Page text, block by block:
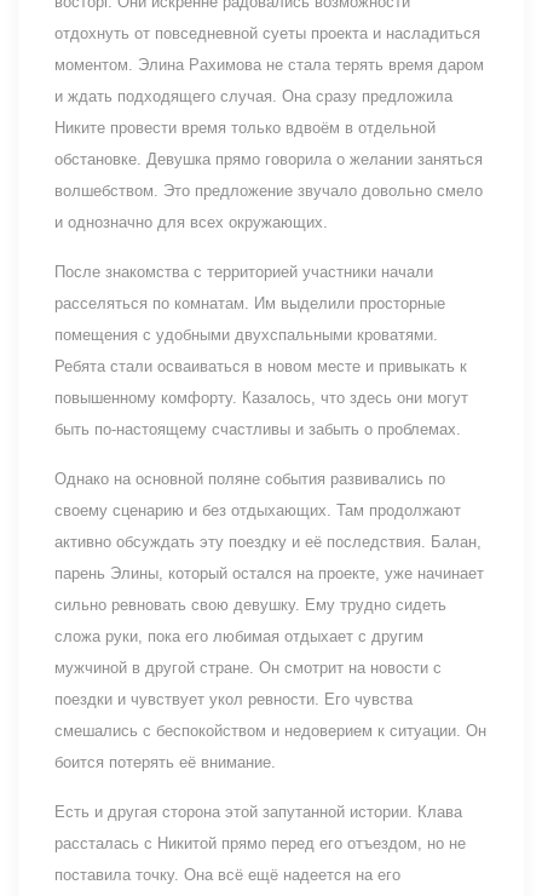
отдохнуть от повседневной суеты проекта и насладиться
моментом. Элина Рахимова не стала терять время даром
и ждать подходящего случая. Она сразу предложила
Никите провести время только вдвоём в отдельной
обстановке. Девушка прямо говорила о желании заняться
волшебством. Это предложение звучало довольно смело
и однозначно для всех окружающих.
После знакомства с территорией участники начали
расселяться по комнатам. Им выделили просторные
помещения с удобными двухспальными кроватями.
Ребята стали осваиваться в новом месте и привыкать к
повышенному комфорту. Казалось, что здесь они могут
быть по-настоящему счастливы и забыть о проблемах.
Однако на основной поляне события развивались по
своему сценарию и без отдыхающих. Там продолжают
активно обсуждать эту поездку и её последствия. Балан,
парень Элины, который остался на проекте, уже начинает
сильно ревновать свою девушку. Ему трудно сидеть
сложа руки, пока его любимая отдыхает с другим
мужчиной в другой стране. Он смотрит на новости с
поездки и чувствует укол ревности. Его чувства
смешались с беспокойством и недоверием к ситуации. Он
боится потерять её внимание.
Есть и другая сторона этой запутанной истории. Клава
рассталась с Никитой прямо перед его отъездом, но не
поставила точку. Она всё ещё надеется на его